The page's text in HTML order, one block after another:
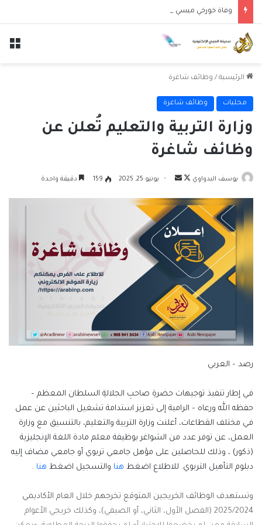
وفاة خورخي ميسي والد النجم الأرجنتيني ليونيل ميسي عن عمر 68 عاماً
الرئيسية / وظائف شاغرة
محليات وظائف شاغرة
وزارة التربية والتعليم تُعلن عن
وظائف شاغرة
يوسف البدواوي
تابع
X
أرسل
إلكترونيا
يونيو 25, 2025 159 دقيقة واحدة
رصد – العربي
في إطار تنفيذ توجيهات حضرةِ صاحبِ الجلالةِ السلطان المعظم –
حفظه الله ورعاه – الرامية إلى تعزيز استدامة تشغيل الباحثين عن عمل
في مختلف القطاعات، أعلنت وزارة التربية والتعليم، بالتنسيق مع وزارة
العمل، عن توفر عدد من الشواغر بوظيفة معلم مادة اللغة الإنجليزية
(ذكور) ، وذلك للحاصلين على مؤهل جامعي تربوي أو جامعي مضاف إليه
دبلوم التأهيل التربوي. للاطلاع اضغط هنا والتسجيل اضغط هنا .
وتستهدف الوظائف الخريجين المتوقع تخرجهم خلال العام الأكاديمي
2025/2024 (الفصل الأول، الثاني، أو الصيفي)، وكذلك خريجي الأعوام